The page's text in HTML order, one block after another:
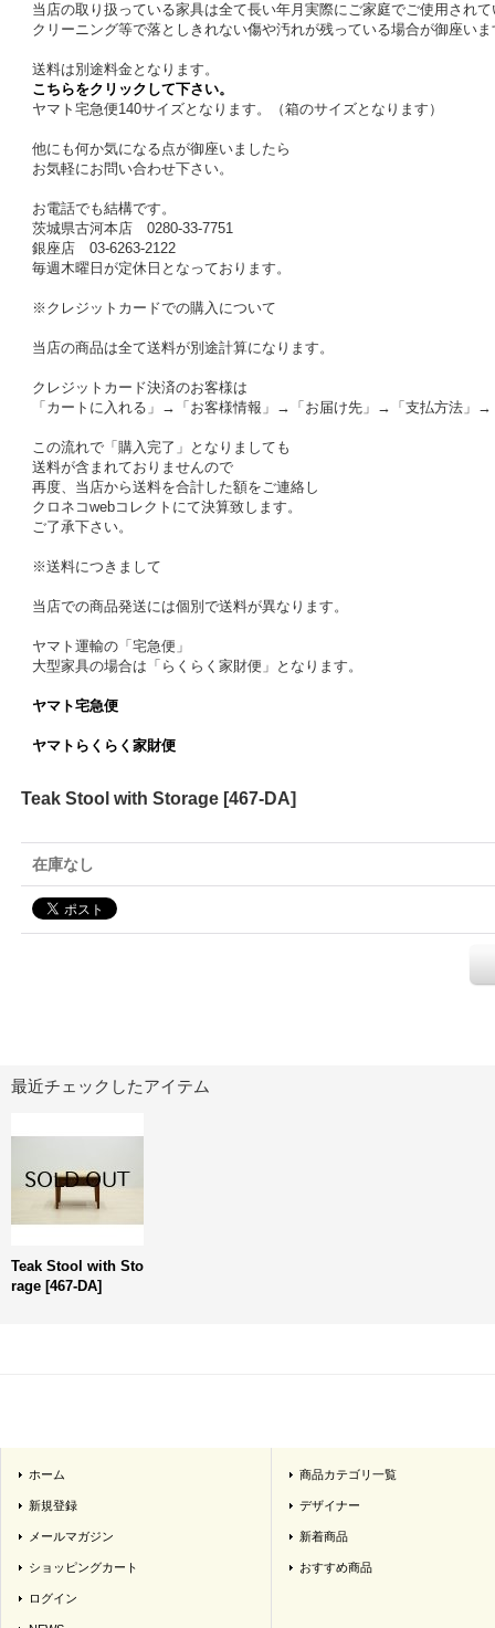
当店の取り扱っている家具は全て長い年月実際にご家庭でご使用され
クリーニング等で落としきれない傷や汚れが残っている場合が御座い
送料は別途料金となります。
こちらをクリックして下さい。
ヤマト宅急便140サイズとなります。（箱のサイズとなります）
他にも何か気になる点が御座いましたら
お気軽にお問い合わせ下さい。
お電話でも結構です。
茨城県古河本店 0280-33-7751
銀座店 03-6263-2122
毎週木曜日が定休日となっております。
※クレジットカードでの購入について
当店の商品は全て送料が別途計算になります。
クレジットカード決済のお客様は
「カートに入れる」→「お客様情報」→「お届け先」→「支払方法」
この流れで「購入完了」となりましても
送料が含まれておりませんので
再度、当店から送料を合計した額をご連絡し
クロネコwebコレクトにて決算致します。
ご了承下さい。
※送料につきまして
当店での商品発送には個別で送料が異なります。
ヤマト運輸の「宅急便」
大型家具の場合は「らくらく家財便」となります。
ヤマト宅急便
ヤマトらくらく家財便
Teak Stool with Storage [467-DA]
在庫なし
最近チェックしたアイテム
Teak Stool with Sto
rage [467-DA]
ホーム
新規登録
メールマガジン
ショッピングカート
ログイン
商品カテゴリ一覧
デザイナー
新着商品
おすすめ商品